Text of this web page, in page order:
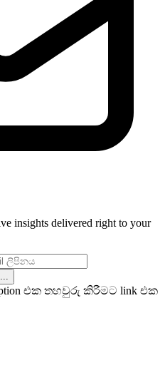
insights delivered right to your
එක තහවුරු කිරීමට link එක